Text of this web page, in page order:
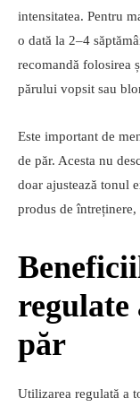
intensitatea. Pentru
o dată la 2–4
recomandă folosirea
părului vopsit sau
Este important de
de păr. Acesta nu
doar ajustează tonul
produs de
regulate
păr
Utilizarea regulată a